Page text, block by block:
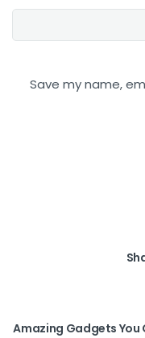
Save my name,